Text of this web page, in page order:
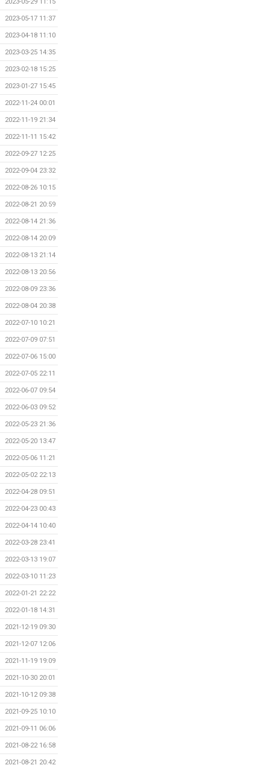
2023-05-17 11:37
2023-04-18 11:10
2023-03-25 14:35
2023-02-18 15:25
2023-01-27 15:45
2022-11-24 00:01
2022-11-19 21:34
2022-11-11 15:42
2022-09-27 12:25
2022-09-04 23:32
2022-08-26 10:15
2022-08-21 20:59
2022-08-14 21:36
2022-08-14 20:09
2022-08-13 21:14
2022-08-13 20:56
2022-08-09 23:36
2022-08-04 20:38
2022-07-10 10:21
2022-07-09 07:51
2022-07-06 15:00
2022-07-05 22:11
2022-06-07 09:54
2022-06-03 09:52
2022-05-23 21:36
2022-05-20 13:47
2022-05-06 11:21
2022-05-02 22:13
2022-04-28 09:51
2022-04-23 00:43
2022-04-14 10:40
2022-03-28 23:41
2022-03-13 19:07
2022-03-10 11:23
2022-01-21 22:22
2022-01-18 14:31
2021-12-19 09:30
2021-12-07 12:06
2021-11-19 19:09
2021-10-30 20:01
2021-10-12 09:38
2021-09-25 10:10
2021-09-11 06:06
2021-08-22 16:58
2021-08-21 20:42